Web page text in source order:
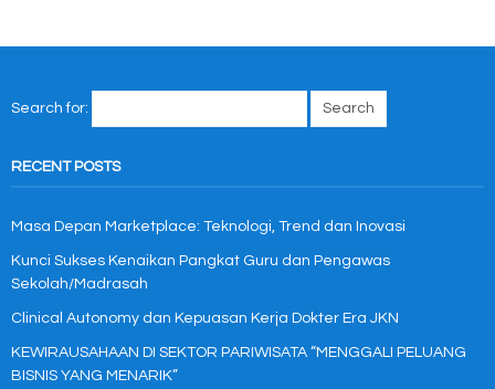
Search for:
RECENT POSTS
Masa Depan Marketplace: Teknologi, Trend dan Inovasi
Kunci Sukses Kenaikan Pangkat Guru dan Pengawas
Sekolah/Madrasah
Clinical Autonomy dan Kepuasan Kerja Dokter Era JKN
KEWIRAUSAHAAN DI SEKTOR PARIWISATA “MENGGALI PELUANG
BISNIS YANG MENARIK”